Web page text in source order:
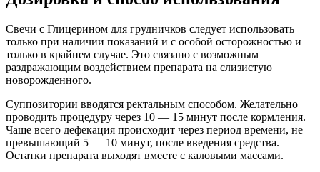
Свечи с Глицерином для грудничков следует использовать
только при наличии показаний и с особой осторожностью и
только в крайнем случае. Это связано с возможным
раздражающим воздействием препарата на слизистую
новорожденного.
Суппозитории вводятся ректальным способом. Желательно
проводить процедуру через 10 — 15 минут после кормления.
Чаще всего дефекация происходит через период времени, не
превышающий 5 — 10 минут, после введения средства.
Остатки препарата выходят вместе с каловыми массами.